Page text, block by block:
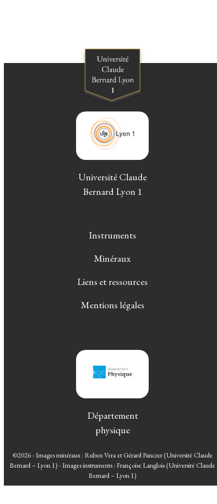
Université Claude
Bernard Lyon 1
Instruments
Minéraux
Liens et ressources
Mentions légales
Département
physique
©2026 - Images minéraux : Ruben Vera et Gérard Panczer (Université Claude
Bernard – Lyon 1) - Images instruments : Françoise Langlois (Université Claude
Bernard – Lyon 1)